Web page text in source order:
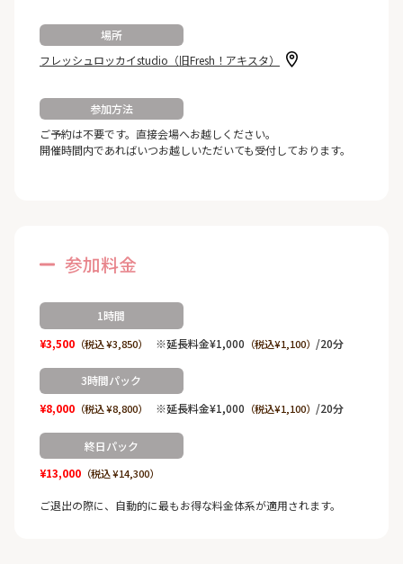
場所
フレッシュロッカイstudio（旧Fresh！アキスタ）
参加方法
ご予約は不要です。直接会場へお越しください。
開催時間内であればいつお越しいただいても受付しております。
参加料金
1時間
¥3,500（税込 ¥3,850） ※延長料金¥1,000 （税込¥1,100） /20分
3時間パック
¥8,000（税込 ¥8,800） ※延長料金¥1,000 （税込¥1,100） /20分
終日パック
¥13,000（税込 ¥14,300）
ご退出の際に、自動的に最もお得な料金体系が適用されます。